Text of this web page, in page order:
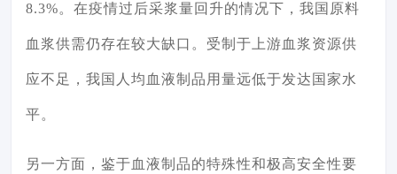
8.3%。在疫情过后采浆量回升的情况下，我国原料
血浆供需仍存在较大缺口。受制于上游血浆资源供
应不足，我国人均血液制品用量远低于发达国家水
平。
另一方面，鉴于血液制品的特殊性和极高安全性要